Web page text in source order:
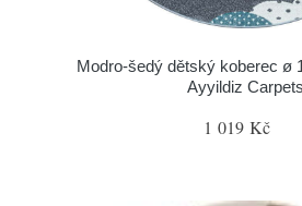
Modro-šedý dětský koberec ø
Ayyildiz Carpets
1 019 Kč